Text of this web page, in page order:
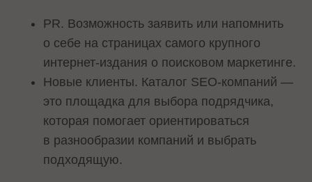
PR. Возможность заявить или напомнить
о себе на страницах самого крупного
интернет-издания о поисковом маркетинге.
Новые клиенты. Каталог SEO-компаний —
это площадка для выбора подрядчика,
которая помогает ориентироваться
в разнообразии компаний и выбрать
подходящую.